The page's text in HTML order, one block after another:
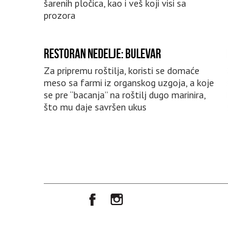
šarenih pločica, kao i veš koji visi sa
prozora
RESTORAN NEDELJE: BULEVAR
Za pripremu roštilja, koristi se domaće
meso sa farmi iz organskog uzgoja, a koje
se pre “bacanja” na roštilj dugo marinira,
što mu daje savršen ukus